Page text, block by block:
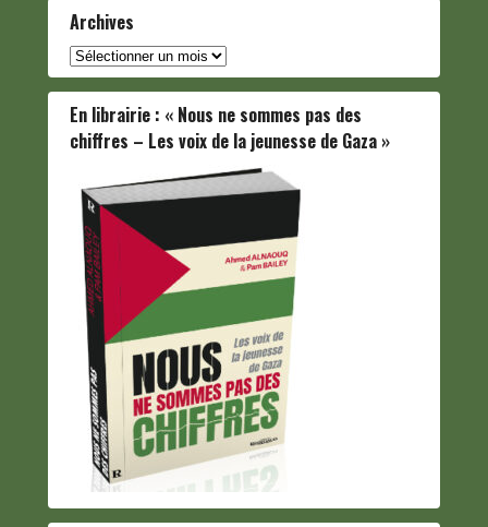
Archives
Archives
En librairie : « Nous ne sommes pas des
chiffres – Les voix de la jeunesse de Gaza »